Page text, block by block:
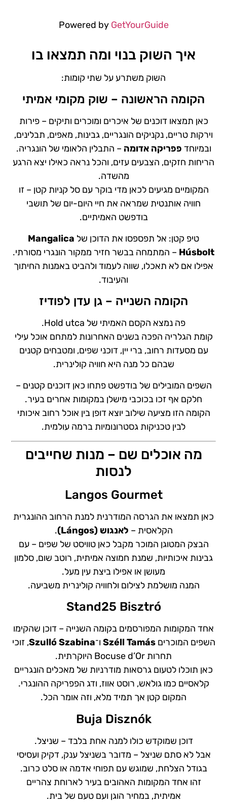
Powered by GetYourGuide
איך השוק בנוי ומה תמצאו בו
השוק משתרע על שתי קומות:
הקומה הראשונה – שוק מקומי אמיתי
כאן תמצאו דוכנים של איכרים ומוכרים ותיקים – פירות
וירקות טריים, נקניקים הונגריים, גבינות, מאפים, תבלינים,
ובמיוחד פפריקה אדומה – התבלין הלאומי של הונגריה.
הריחות חזקים, הצבעים עזים, והכל נראה כאילו יצא הרגע
מהשדה.
המקומיים מגיעים לכאן מדי בוקר עם סל קניות קטן – זו
חוויה אותנטית שמראה את חיי היום-יום של תושבי
בודפשט האמיתיים.
טיפ קטן: אל תפספסו את הדוכן של Mangalica
Húsbolt – המתמחה בבשר חזיר ממקור הונגרי מסורתי.
אפילו אם לא תאכלו, שווה לעמוד ולהביט באמנות החיתוך
והעיבוד.
הקומה השנייה – גן עדן לפודיז
פה נמצא הקסם האמיתי של Hold utca.
קומת הגלריה הפכה בשנים האחרונות למתחם אוכל עילי
עם מסעדות רחוב, ברי יין, דוכני שפים, ומטבחים קטנים
שבהם כל מנה היא חוויה קולינרית.
השפים המובילים של בודפשט פתחו כאן דוכנים קטנים –
חלקם אף זכו בכוכבי מישלן במקומות אחרים בעיר.
הקומה הזו מציעה שילוב יוצא דופן בין אוכל רחוב איכותי
לבין טכניקות גסטרונומיות ברמה עולמית.
מה אוכלים שם – מנות שחייבים
לנסות
Langos Gourmet
כאן תמצאו את הגרסה המודרנית למנת הרחוב ההונגרית
הקלאסית – לאנגוש (Lángos)
.
הבצק המטוגן המוכר מקבל כאן טוויסט של שפים – עם
גבינות איכותיות, שמנת חמוצה אמיתית, רוטב שום, סלמון
מעושן או אפילו ביצת עין מעל.
המנה מושלמת לצילום ולחוויה קולינרית משביעה.
Stand25 Bisztró
אחד המקומות המפורסמים בקומה השנייה – דוכן שהקימו
השפים המוכריםSzéll Tamás ו־Szulló Szabina, זוכי
תחרות Bocuse d’Or היוקרתית.
כאן תוכלו לטעום גרסאות מודרניות של מאכלים הונגריים
קלאסיים כמו גולאש, רוסט אווז, ודג הפפריקה ההונגרי.
המקום קטן אך תמיד מלא, וזה אומר הכל.
Buja Disznók
דוכן שמוקדש כולו למנה אחת בלבד – שניצל.
אבל לא סתם שניצל – מדובר בשניצל ענק, דקיק ועסיסי
בגודל הצלחת, שמוגש עם תפוחי אדמה או סלט כרוב.
זהו אחד המקומות האהובים בעיר לארוחת צהריים
אמיתית, במחיר הוגן ועם טעם של בית.